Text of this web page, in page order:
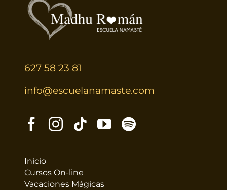
627 58 23 81
info@escuelanamaste.com
Inicio
Cursos On-line
Vacaciones Mágicas